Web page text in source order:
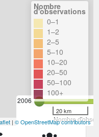
2006
Nombre
Nombre
d'observations
0–1
1–2
2–5
5–10
10–20
20–50
50–100
100+
20 km
| © OpenStreetMap contributors